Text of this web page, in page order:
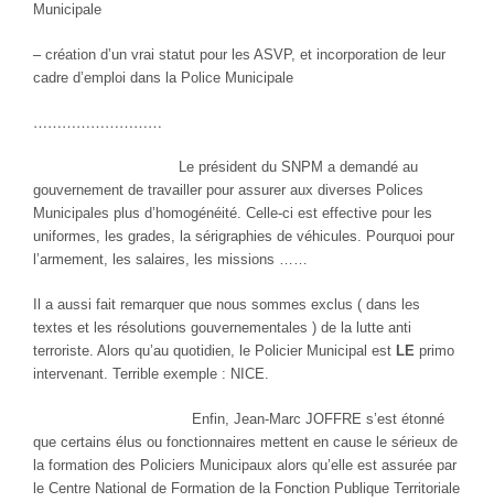
Municipale
– création d’un vrai statut pour les ASVP, et incorporation de leur
cadre d’emploi dans la Police Municipale
………………………
Le président du SNPM a demandé au
gouvernement de travailler pour assurer aux diverses Polices
Municipales plus d’homogénéité. Celle-ci est effective pour les
uniformes, les grades, la sérigraphies de véhicules. Pourquoi pour
l’armement, les salaires, les missions ……
Il a aussi fait remarquer que nous sommes exclus ( dans les
textes et les résolutions gouvernementales ) de la lutte anti
terroriste. Alors qu’au quotidien, le Policier Municipal est LE primo
intervenant. Terrible exemple : NICE.
Enfin, Jean-Marc JOFFRE s’est étonné
que certains élus ou fonctionnaires mettent en cause le sérieux de
la formation des Policiers Municipaux alors qu’elle est assurée par
le Centre National de Formation de la Fonction Publique Territoriale